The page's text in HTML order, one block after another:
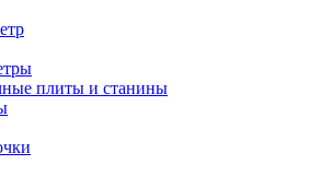
плиты и станины